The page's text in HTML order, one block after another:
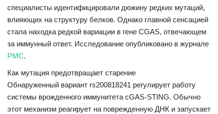
ОБРАЗОВАНИЕ
СВО
КИНО
Конкурсы
специалисты идентифицировали дюжину редких мутаций,
влияющих на структуру белков. Однако главной сенсацией
стала находка редкой вариации в гене CGAS, отвечающем
за иммунный ответ. Исследование опубликовано в журнале
PMC.
Как мутация предотвращает старение
Обнаруженный вариант rs200818241 регулирует работу
системы врожденного иммунитета cGAS-STING. Обычно
этот механизм реагирует на поврежденную ДНК и запускает